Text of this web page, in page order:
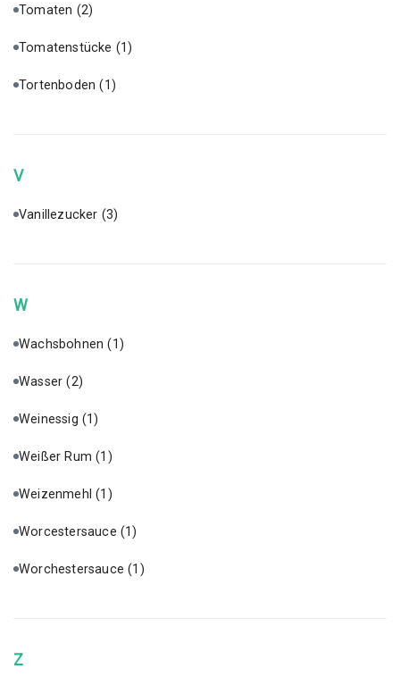
Tomaten (2)
Tomatenstücke (1)
Tortenboden(1)
V
Vanillezucker (3)
W
Wachsbohnen(1)
Wasser(2)
Weinessig (1)
Weißer Rum(1)
Weizenmehl(1)
Worcestersauce (1)
Worchestersauce(1)
Z